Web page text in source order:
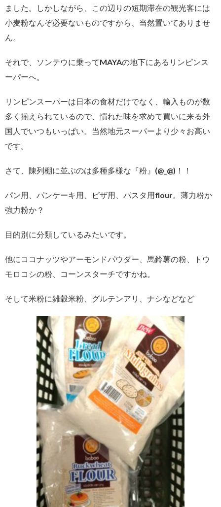
ました。しかしながら、この辺りの短期滞在の観光客には
小麦粉なんぞ必要ないものですから、当然置いてありませ
ん。
それで、ソンテウに乗ってMAYAの地下にあるリンピンス
ーパーへ。
リンピンスーパーは日本の食材だけでなく、輸入ものが数
多く揃えられているので、慣れた味を求めて買いに来る外
国人でいつもいっぱい。当然地元スーパーより少々お高い
です。
さて、陳列棚に並ぶのは多種多様な『粉』(@_@)！！
パン用、パンケーキ用、ピザ用、パスタ用flour。薄力粉か
強力粉か？
目的別に分類しているみたいです。
他にココナッツやアーモンドパウダー、馬鈴薯の粉、トウ
モロコシの粉、コーンスターチですかね。
そして米粉に雑穀米粉、グルテンアリ、ナシなどなど